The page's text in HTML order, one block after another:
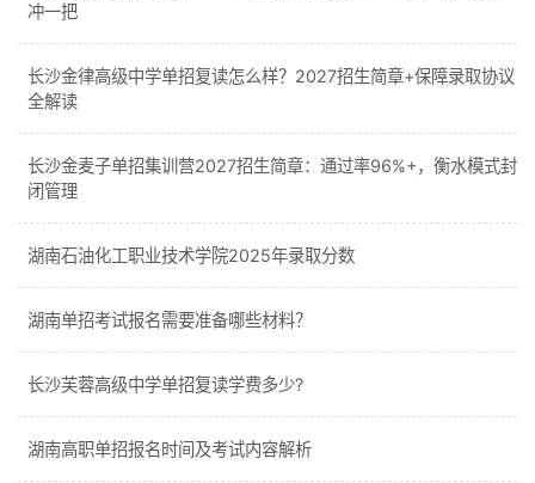
冲一把
长沙金律高级中学单招复读怎么样？2027招生简章+保障录取协议
全解读
长沙金麦子单招集训营2027招生简章：通过率96%+，衡水模式封
闭管理
湖南石油化工职业技术学院2025年录取分数
湖南单招考试报名需要准备哪些材料？
长沙芙蓉高级中学单招复读学费多少?
湖南高职单招报名时间及考试内容解析